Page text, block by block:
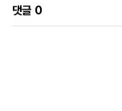
댓글 0